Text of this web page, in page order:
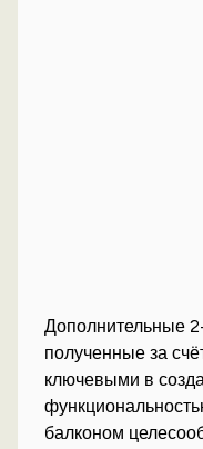
Дополнительные
полученные за
ключевыми в
балконом